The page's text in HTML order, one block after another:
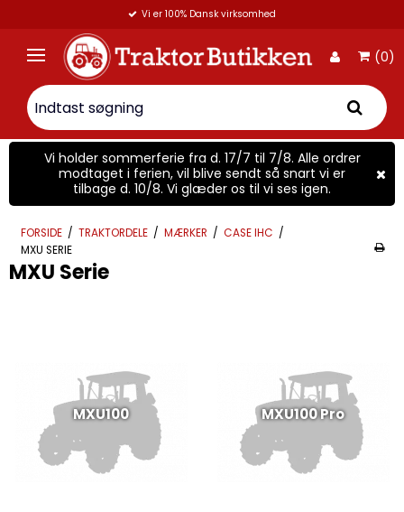
Vi er 100% Dansk virksomhed
(0)
Vi holder sommerferie fra d. 17/7 til 7/8. Alle ordrer
modtaget i ferien, vil blive sendt så snart vi er
tilbage d. 10/8. Vi glæder os til vi ses igen.
FORSIDE / TRAKTORDELE / MÆRKER / CASE IHC /
MXU SERIE
MXU Serie
MXU100 MXU100 Pro